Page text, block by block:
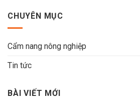
CHUYÊN MỤC
Cẩm nang nông nghiệp
Tin tức
BÀI VIẾT MỚI